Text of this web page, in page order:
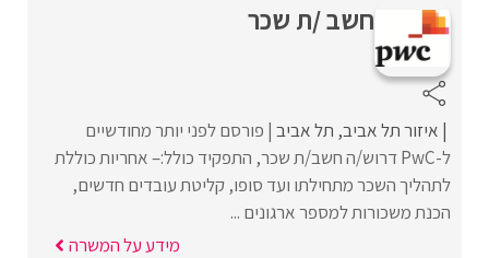
חשב /ת שכר
איזור תל אביב תל אביב פורסם לפני יותר מחודשיים
ל-PwC דרוש/ה חשב/ת שכר, התפקיד כולל:– אחריות כוללת
לתהליך השכר מתחילתו ועד סופו, קליטת עובדים חדשים,
הכנת משכורות למספר ארגונים ...
מידע על המשרה